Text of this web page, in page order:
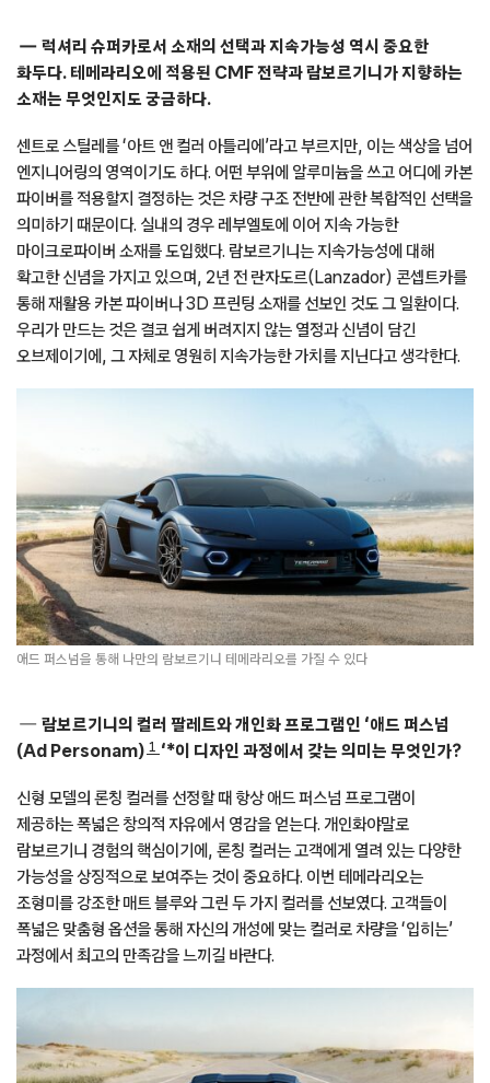
럭셔리 슈퍼카로서 소재의 선택과 지속가능성 역시 중요한
화두다. 테메라리오에 적용된 CMF 전략과 람보르기니가 지향하는
소재는 무엇인지도 궁금하다.
센트로 스틸레를 ‘아트 앤 컬러 아틀리에’라고 부르지만, 이는 색상을 넘어
엔지니어링의 영역이기도 하다. 어떤 부위에 알루미늄을 쓰고 어디에 카본
파이버를 적용할지 결정하는 것은 차량 구조 전반에 관한 복합적인 선택을
의미하기 때문이다. 실내의 경우 레부엘토에 이어 지속 가능한
마이크로파이버 소재를 도입했다. 람보르기니는 지속가능성에 대해
확고한 신념을 가지고 있으며, 2년 전 란자도르(Lanzador) 콘셉트카를
통해 재활용 카본 파이버나 3D 프린팅 소재를 선보인 것도 그 일환이다.
우리가 만드는 것은 결코 쉽게 버려지지 않는 열정과 신념이 담긴
오브제이기에, 그 자체로 영원히 지속가능한 가치를 지닌다고 생각한다.
애드 퍼스넘을 통해 나만의 람보르기니 테메라리오를 가질 수 있다
람보르기니의 컬러 팔레트와 개인화 프로그램인 ‘애드 퍼스넘
(Ad Personam) 1 ‘*이 디자인 과정에서 갖는 의미는 무엇인가?
신형 모델의 론칭 컬러를 선정할 때 항상 애드 퍼스넘 프로그램이
제공하는 폭넓은 창의적 자유에서 영감을 얻는다. 개인화야말로
람보르기니 경험의 핵심이기에, 론칭 컬러는 고객에게 열려 있는 다양한
가능성을 상징적으로 보여주는 것이 중요하다. 이번 테메라리오는
조형미를 강조한 매트 블루와 그린 두 가지 컬러를 선보였다. 고객들이
폭넓은 맞춤형 옵션을 통해 자신의 개성에 맞는 컬러로 차량을 ‘입히는’
과정에서 최고의 만족감을 느끼길 바란다.